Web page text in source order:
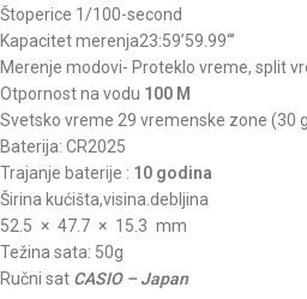
Štoperice 1/100-second
Kapacitet merenja23:59’59.99“’
Merenje modovi- Proteklo vreme, split
Otpornost na vodu 100 M
Svetsko vreme 29 vremenske zone (30
Baterija: CR2025
Trajanje baterije : 10 godina
Širina kućišta,visina.debljina
52.5 × 47.7 × 15.3 mm
Težina sata: 50g
Ručni sat CASIO – Japan